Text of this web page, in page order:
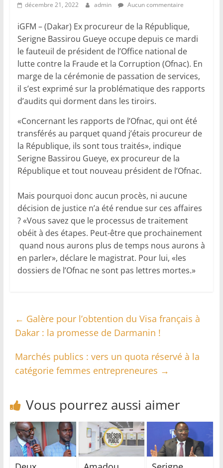
décembre 21, 2022 admin Aucun commentaire
iGFM – (Dakar) Ex procureur de la République,
Serigne Bassirou Gueye occupe depuis ce mardi
le fauteuil de président de l’Office national de
lutte contre la Fraude et la Corruption (Ofnac). En
marge de la cérémonie de passation de services,
il s’est exprimé sur la problématique des rapports
d’audits qui dorment dans les tiroirs.
«Concernant les rapports de l’Ofnac, qui ont été
transférés au parquet quand j’étais procureur de
la République, ils sont tous traités», indique
Serigne Bassirou Gueye, ex procureur de la
République et tout nouveau président de l’Ofnac.
Mais pourquoi donc aucun procès, ni aucune
décision de justice n’a été rendue sur ces affaires
? «Vous savez que le processus de traitement
obéit à des étapes. Peut-être que prochainement
quand nous aurons plus de temps nous aurons à
en parler», déclare le magistrat. Pour lui, «les
dossiers de l’Ofnac ne sont pas lettres mortes.»
← Galère pour l’obtention du Visa français à
Dakar : la promesse de Darmanin !
Marchés publics : vers un quota réservé à la
catégorie femmes entrepreneures →
Vous pourrez aussi aimer